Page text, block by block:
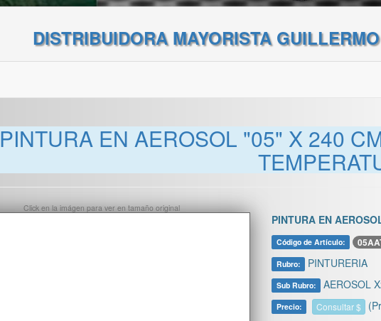
DISTRIBUIDORA MAYORISTA
PINTURA EN AEROSOL "05" X 240
Click en la imágen para ver en tamaño original
PINTURA EN
Código de Artículo:
Rubro: PINTURERIA
Sub Rubro: AEROSOL
Precio: Consultar $